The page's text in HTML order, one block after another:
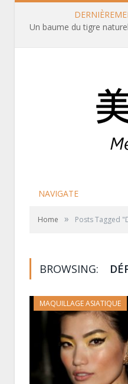
Un baume du tigre
NAVIGATE
Home » Posts Tagged
BROWSING:
MAQUILLAGE ASIATIQUE